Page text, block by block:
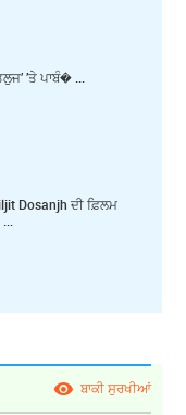
’ਤੇ ਪਾਬੰ� ...
Dosanjh ਦੀ ਫ਼ਿਲਮ
ਬਾਕੀ ਸੁਰਖੀਆਂ